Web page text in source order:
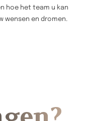
hoe het team u kan
wensen en dromen.